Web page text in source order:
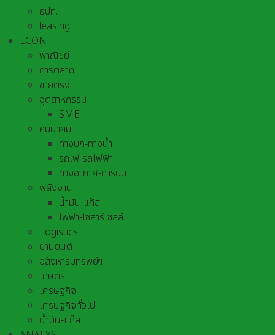
ธปท.
leasing
ECON
พาณิชย์
การตลาด
ขายตรง
อุตสาหกรรม
SME
คมนาคม
ทางบก-ทางน้ำ
รถไฟ-รถไฟฟ้า
ทางอากาศ-การบิน
พลังงาน
น้ำมัน-แก๊ส
ไฟฟ้า-โซล่าร์เซลล์
Logistics
ยานยนต์
อสังหาริมทรัพย์ฯ
เกษตร
เศรษฐกิจ
เศรษฐกิจทั่วไป
น้ำมัน-แก๊ส